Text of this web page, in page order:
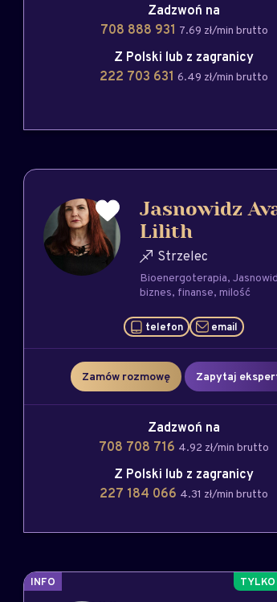
Zadzwoń na
708 888 931 7.69 zł/min brutto
Z Polski lub z zagranicy
222 703 631 6.49 zł/min brutto
Jasnowidz
Lilith
Strzelec
Bioenergoterapia
biznes finanse milość
telefon email
Zamów rozmowę Zapytaj
Zadzwoń na
708 708 716 4.92 zł/min brutto
Z Polski lub z zagranicy
227 184 066 4.31 zł/min brutto
INFO